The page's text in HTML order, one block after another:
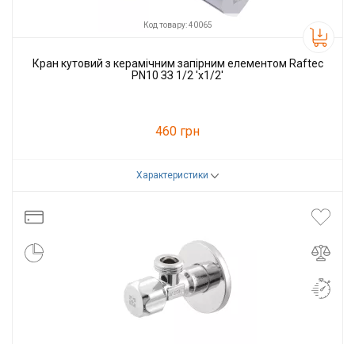
Код товару: 40065
Кран кутовий з керамічним запірним елементом Raftec
PN10 ЗЗ 1/2 'x1/2'
460 грн
Характеристики